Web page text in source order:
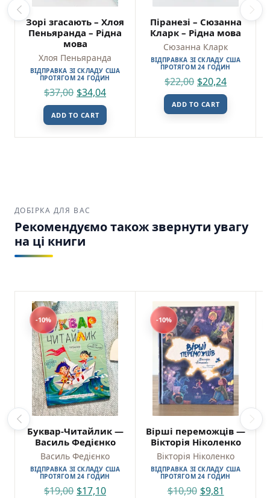
Зорі згасають – Хлоя
Пеньяранда – Рідна
мова
Хлоя Пеньяранда
ВІДПРАВКА ЗІ СКЛАДУ США
ПРОТЯГОМ 24 ГОДИН
$37,00 $34,04
ADD TO CART
Піранезі – Сюзанна
Кларк – Рідна мова
Сюзанна Кларк
ВІДПРАВКА ЗІ СКЛАДУ США
ПРОТЯГОМ 24 ГОДИН
$22,00 $20,24
ADD TO CART
ДОБІРКА ДЛЯ ВАС
Рекомендуємо також звернути увагу
на ці книги
-10%
Буквар-Читайлик —
Василь Федієнко
Василь Федієнко
ВІДПРАВКА ЗІ СКЛАДУ США
ПРОТЯГОМ 24 ГОДИН
$19,00 $17,10
-10%
Вірші переможців —
Вікторія Ніколенко
Вікторія Ніколенко
ВІДПРАВКА ЗІ СКЛАДУ США
ПРОТЯГОМ 24 ГОДИН
$10,90 $9,81